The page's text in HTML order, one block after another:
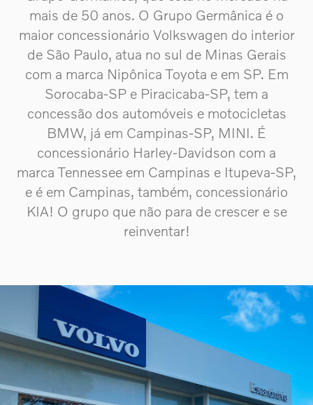
mais de 50 anos. O Grupo Germânica é o
maior concessionário Volkswagen do interior
de São Paulo, atua no sul de Minas Gerais
com a marca Nipônica Toyota e em SP. Em
Sorocaba-SP e Piracicaba-SP, tem a
concessão dos automóveis e motocicletas
BMW, já em Campinas-SP, MINI. É
concessionário Harley-Davidson com a
marca Tennessee em Campinas e Itupeva-SP,
e é em Campinas, também, concessionário
KIA! O grupo que não para de crescer e se
reinventar!